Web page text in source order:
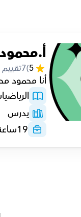
أ.محمود
5
(
7تقييم
أنا محمود
يدرس
19